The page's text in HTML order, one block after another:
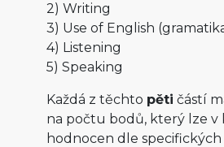
2) Writing
3) Use of English
4) Listening
5) Speaking
Každá z těchto pěti částí
na počtu bodů, který lze v
hodnocen dle